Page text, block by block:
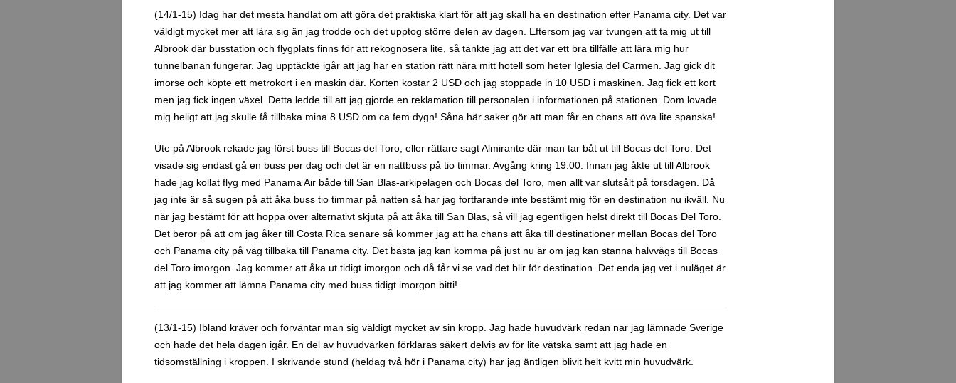
(14/1-15) Idag har det mesta handlat om att göra det praktiska klart för att jag skall ha en destination efter Panama city. Det var
väldigt mycket mer att lära sig än jag trodde och det upptog större delen av dagen. Eftersom jag var tvungen att ta mig ut till
Albrook där busstation och flygplats finns för att rekognosera lite, så tänkte jag att det var ett bra tillfälle att lära mig hur
tunnelbanan fungerar. Jag upptäckte igår att jag har en station rätt nära mitt hotell som heter Iglesia del Carmen. Jag gick dit
imorse och köpte ett metrokort i en maskin där. Korten kostar 2 USD och jag stoppade in 10 USD i maskinen. Jag fick ett kort
men jag fick ingen växel. Detta ledde till att jag gjorde en reklamation till personalen i informationen på stationen. Dom lovade
mig heligt att jag skulle få tillbaka mina 8 USD om ca fem dygn! Såna här saker gör att man får en chans att öva lite spanska!
Ute på Albrook rekade jag först buss till Bocas del Toro, eller rättare sagt Almirante där man tar båt ut till Bocas del Toro. Det
visade sig endast gå en buss per dag och det är en nattbuss på tio timmar. Avgång kring 19.00. Innan jag åkte ut till Albrook
hade jag kollat flyg med Panama Air både till San Blas-arkipelagen och Bocas del Toro, men allt var slutsålt på torsdagen. Då
jag inte är så sugen på att åka buss tio timmar på natten så har jag fortfarande inte bestämt mig för en destination nu ikväll. Nu
när jag bestämt för att hoppa över alternativt skjuta på att åka till San Blas, så vill jag egentligen helst direkt till Bocas Del Toro.
Det beror på att om jag åker till Costa Rica senare så kommer jag att ha chans att åka till destinationer mellan Bocas del Toro
och Panama city på väg tillbaka till Panama city. Det bästa jag kan komma på just nu är om jag kan stanna halvvägs till Bocas
del Toro imorgon. Jag kommer att åka ut tidigt imorgon och då får vi se vad det blir för destination. Det enda jag vet i nuläget är
att jag kommer att lämna Panama city med buss tidigt imorgon bitti!
(13/1-15) Ibland kräver och förväntar man sig väldigt mycket av sin kropp. Jag hade huvudvärk redan nar jag lämnade Sverige
och hade det hela dagen igår. En del av huvudvärken förklaras säkert delvis av för lite vätska samt att jag hade en
tidsomställning i kroppen. I skrivande stund (heldag två hör i Panama city) har jag äntligen blivit helt kvitt min huvudvärk.